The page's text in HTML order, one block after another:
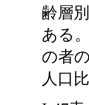
齢層
ある
の者
人口